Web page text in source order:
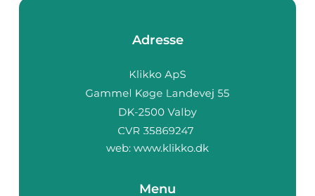
Adresse
web: www.klikko.dk
Menu